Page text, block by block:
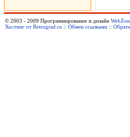
© 2003 - 2009 Программирование и дизайн
Хостинг от Retrograd.ru :: Обмен ссылками ::